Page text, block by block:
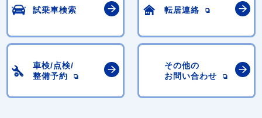
試乗車検索 転居連絡
車検/点検/
整備予約
その他の
お問い合わせ